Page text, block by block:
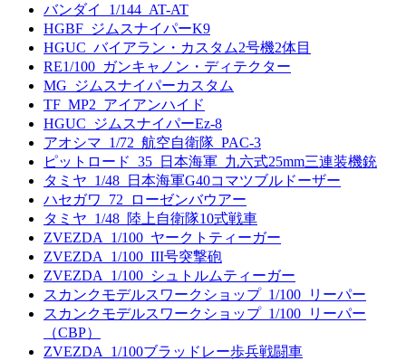
バンダイ_1/144_AT-AT
HGBF_ジムスナイパーK9
HGUC_バイアラン・カスタム2号機2体目
RE1/100_ガンキャノン・ディテクター
MG_ジムスナイパーカスタム
TF_MP2_アイアンハイド
HGUC_ジムスナイパーEz-8
アオシマ_1/72_航空自衛隊_PAC-3
ピットロード_35_日本海軍_九六式25mm三連装機銃
タミヤ_1/48_日本海軍G40コマツブルドーザー
ハセガワ_72_ローゼンバウアー
タミヤ_1/48_陸上自衛隊10式戦車
ZVEZDA_1/100_ヤークトティーガー
ZVEZDA_1/100_III号突撃砲
ZVEZDA_1/100_シュトルムティーガー
スカンクモデルスワークショップ_1/100_リーパー
スカンクモデルスワークショップ_1/100_リーパー
（CBP）
ZVEZDA_1/100ブラッドレー歩兵戦闘車